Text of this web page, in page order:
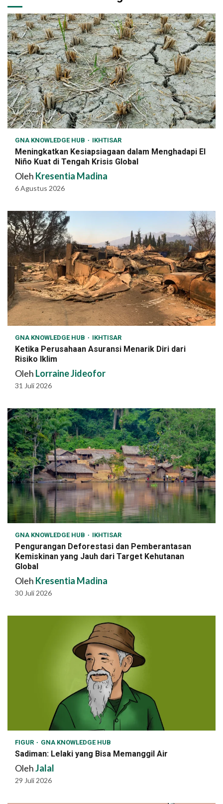
GNA KNOWLEDGE HUB IKHTISAR
Meningkatkan Kesiapsiagaan dalam Menghadapi El
Niño Kuat di Tengah Krisis Global
Oleh Kresentia Madina
6 Agustus 2026
GNA KNOWLEDGE HUB IKHTISAR
Ketika Perusahaan Asuransi Menarik Diri dari
Risiko Iklim
Oleh Lorraine Jideofor
31 Juli 2026
GNA KNOWLEDGE HUB IKHTISAR
Pengurangan Deforestasi dan Pemberantasan
Kemiskinan yang Jauh dari Target Kehutanan
Global
Oleh Kresentia Madina
30 Juli 2026
FIGUR GNA KNOWLEDGE HUB
Sadiman: Lelaki yang Bisa Memanggil Air
OlehJalal
29 Juli 2026